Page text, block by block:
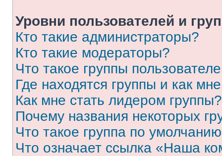
Уровни пользователей и
Кто такие администраторы?
Кто такие модераторы?
Что такое группы
Где находятся группы и как
Как мне стать лидером группы?
Почему названия некоторых
Что такое группа по
Что означает ссылка «Наша